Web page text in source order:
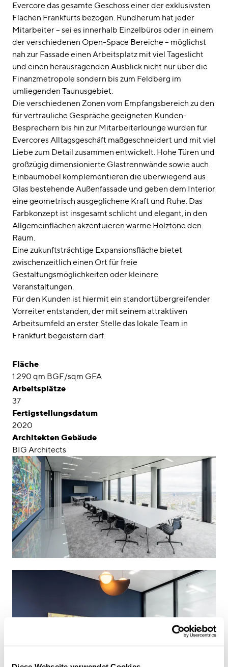
Evercore das gesamte Geschoss einer der exklusivsten
Flächen Frankfurts bezogen. Rundherum hat jeder
Mitarbeiter – sei es innerhalb Einzelbüros oder in einem
der verschiedenen Open-Space Bereiche – möglichst
nah zur Fassade einen Arbeitsplatz mit viel Tageslicht
und einen herausragenden Ausblick nicht nur über die
Finanzmetropole sondern bis zum Feldberg im
umliegenden Taunusgebiet.
Die verschiedenen Zonen vom Empfangsbereich zu den
für vertrauliche Gespräche geeigneten Kunden-
Besprechern bis hin zur Mitarbeiterlounge wurden für
Evercores Alltagsgeschäft maßgeschneidert und mit viel
Liebe zum Detail zusammen entwickelt. Hohe Türen und
großzügig dimensionierte Glastrennwände sowie auch
Einbaumöbel komplementieren die überwiegend aus
Glas bestehende Außenfassade und geben dem Interior
eine geometrisch ausgeglichene Kraft und Ruhe. Das
Farbkonzept ist insgesamt schlicht und elegant, in den
Allgemeinflächen akzentuieren warme Holztöne den
Raum.
Eine zukunftsträchtige Expansionsfläche bietet
zwischenzeitlich einen Ort für freie
Gestaltungsmöglichkeiten oder kleinere
Veranstaltungen.
Für den Kunden ist hiermit ein standortübergreifender
Vorreiter entstanden, der mit seinem attraktiven
Arbeitsumfeld an erster Stelle das lokale Team in
Frankfurt begeistern darf.
Fläche
1.290 qm BGF/sqm GFA
Arbeitsplätze
37
Fertigstellungsdatum
2020
Architekten Gebäude
BIG Architects